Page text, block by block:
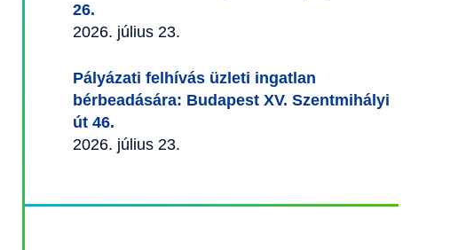
26.
2026. július 23.
Pályázati felhívás üzleti ingatlan
bérbeadására: Budapest XV. Szentmihályi
út 46.
2026. július 23.